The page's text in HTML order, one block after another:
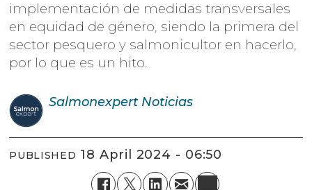
implementación de medidas transversales
en equidad de género, siendo la primera del
sector pesquero y salmonicultor en hacerlo,
por lo que es un hito.
Salmonexpert Noticias
PUBLISHED 18 April 2024 - 06:50